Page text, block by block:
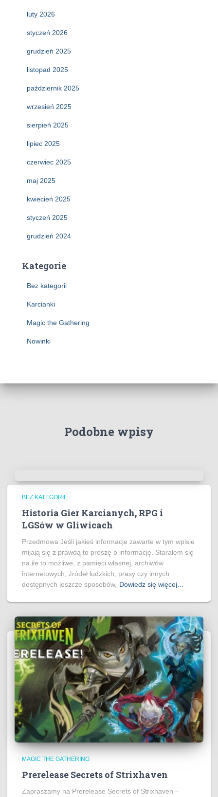
luty 2026
styczeń 2026
grudzień 2025
listopad 2025
październik 2025
wrzesień 2025
sierpień 2025
lipiec 2025
czerwiec 2025
maj 2025
kwiecień 2025
styczeń 2025
grudzień 2024
Kategorie
Bez kategorii
Karcianki
Magic the Gathering
Nowinki
Podobne wpisy
BEZ KATEGORII
Historia Gier Karcianych, RPG i
LGSów w Gliwicach
Przedmowa Jeśli jakieś informacje zawarte w tym wpisie
mijają się z prawdą to proszę o informację. Starałem się
na ile to możliwe, z pamięci własnej, archiwów
internetowych, źródeł ludzkich, prasy czy innych
dostępnych jeszcze sposobów, Dowiedz się więcej…
MAGIC THE GATHERING
Prerelease Secrets of Strixhaven
Zapraszamy na Prerelease Secrets of Strixhaven –